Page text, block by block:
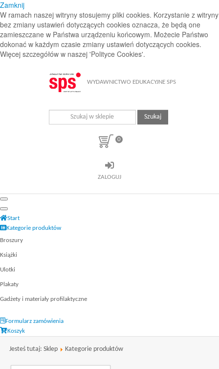
Zamknij
W ramach naszej witryny stosujemy pliki cookies. Korzystanie z witryny
bez zmiany ustawień dotyczących cookies oznacza, że będą one
zamieszczane w Państwa urządzeniu końcowym. Możecie Państwo
dokonać w każdym czasie zmiany ustawień dotyczących cookies.
Więcej szczegółów w naszej 'Polityce Cookies'.
WYDAWNICTWO EDUKACYJNE SPS
Szukaj
0
ZALOGUJ
Start
Kategorie produktów
Broszury
Książki
Ulotki
Plakaty
Gadżety i materiały profilaktyczne
Formularz zamówienia
Koszyk
Jesteś tutaj:Sklep Kategorie produktów